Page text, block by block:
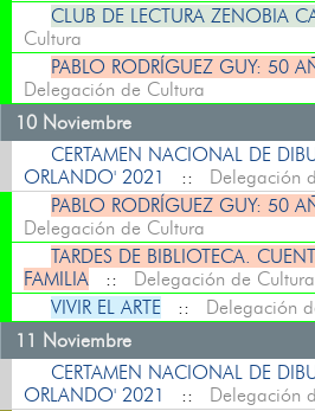
CLUB DE LECTURA ZENOBIA
Cultura
PABLO RODRÍGUEZ GUY: 50
Delegación de Cultura
10 Noviembre
CERTAMEN NACIONAL DE
ORLANDO' 2021
:: Delegación
PABLO RODRÍGUEZ GUY: 50
Delegación de Cultura
TARDES DE BIBLIOTECA.
FAMILIA :: Delegación de Cultura
VIVIR EL ARTE :: Delegación
11 Noviembre
CERTAMEN NACIONAL DE
ORLANDO' 2021
:: Delegación